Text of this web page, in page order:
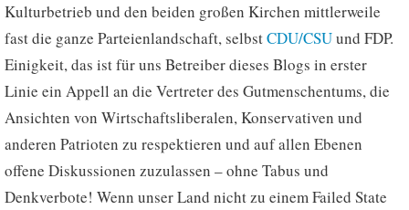
Kulturbetrieb und den beiden großen Kirchen mittlerweile
fast die ganze Parteienlandschaft, selbstCDU/CSUund FDP.
Einigkeit, das ist für uns Betreiber dieses Blogs in erster
Linie ein Appell an die Vertreter des Gutmenschentums, die
Ansichten von Wirtschaftsliberalen, Konservativen und
anderen Patrioten zu respektieren und auf allen Ebenen
offene Diskussionen zuzulassen – ohne Tabus und
Denkverbote! Wenn unser Land nicht zu einem Failed State